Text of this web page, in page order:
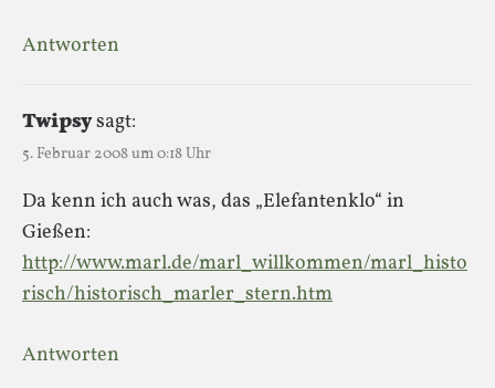
Antworten
Twipsysagt:
5. Februar 2008 um 0:18 Uhr
Da kenn ich auch was, das „Elefantenklo“ in
Gießen:
http://www.marl.de/marl_willkommen/marl_histo
risch/historisch_marler_stern.htm
Antworten